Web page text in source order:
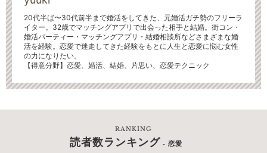
20代半ば〜30代前半まで婚活をしてきた、元婚活ガチ勢のフリーラ
イター。32歳でマッチングアプリで出会った相手と結婚。街コン・
婚活パーティー・マッチングアプリ・結婚相談所などさまざまな婚
活を経験。恋愛で迷走してきた経験をもとに人生と恋愛に悩む女性
の力になりたい。
【得意分野】 恋愛、婚活、結婚、片思い、恋愛テクニック
RANKING
読者数ランキング - 恋愛